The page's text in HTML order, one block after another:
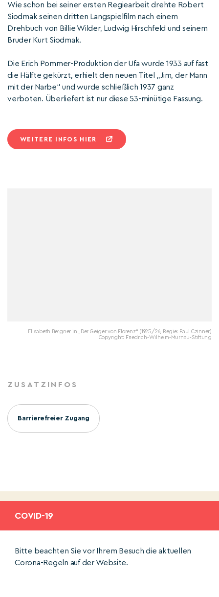
Wie schon bei seiner ersten Regiearbeit drehte Robert
Siodmak seinen dritten Langspielfilm nach einem
Drehbuch von Billie Wilder, Ludwig Hirschfeld und seinem
Bruder Kurt Siodmak.
Die Erich Pommer-Produktion der Ufa wurde 1933 auf fast
die Hälfte gekürzt, erhielt den neuen Titel „Jim, der Mann
mit der Narbe“ und wurde schließlich 1937 ganz
verboten. Überliefert ist nur diese 53-minütige Fassung.
WEITERE INFOS HIER
Elisabeth Bergner in „Der Geiger von Florenz“ (1925/26, Regie: Paul Czinner)
Copyright: Friedrich-Wilhelm-Murnau-Stiftung
ZUSATZINFOS
Barrierefreier Zugang
COVID-19
Bitte beachten Sie vor Ihrem Besuch die aktuellen
Corona-Regeln auf der Website.